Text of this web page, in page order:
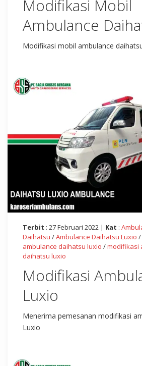
Modifikasi Mobil
Ambulance
Modifikasi mobil ambulance
Terbit : 27 Februari 2022 | Kat :
Daihatsu /Ambulance Daihatsu Luxio /
ambulance daihatsu luxio /modifikasi
daihatsu luxio
Modifikasi
Luxio
Menerima pemesanan modifikasi
Luxio